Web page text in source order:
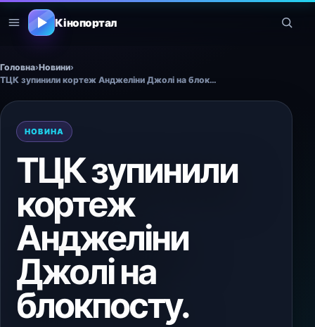
Кінопортал
Головна›Новини›
ТЦК зупинили кортеж Анджеліни Джолі на блокпосту.
НОВИНА
ТЦК зупинили
кортеж
Анджеліни
Джолі на
блокпосту.